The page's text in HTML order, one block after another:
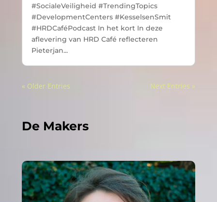
#SocialeVeiligheid #TrendingTopics
#DevelopmentCenters #KesselsenSmit
#HRDCaféPodcast In het kort In deze
aflevering van HRD Café reflecteren
Pieterjan...
« Older Entries Next Entries »
De Makers